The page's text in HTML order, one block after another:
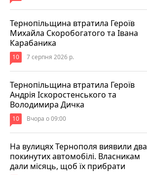
Тернопільщина втратила Героїв
Михайла Скоробогатого та Івана
Карабаника
10 7 серпня 2026 р.
Тернопільщина втратила Героїв
Андрія Іскоростенського та
Володимира Дичка
10 Вчора о 09:00
На вулицях Тернополя виявили два
покинутих автомобілі. Власникам
дали місяць, щоб їх прибрати